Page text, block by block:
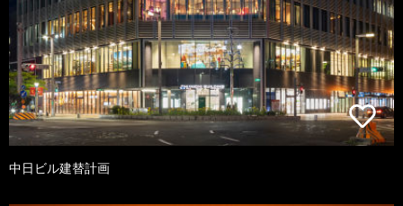
中日ビル建替計画